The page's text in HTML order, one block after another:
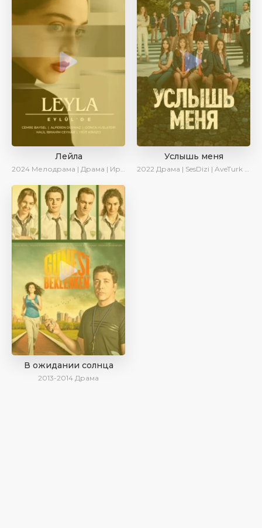
Лейла
2024 Мелодрама | Драма | Ирина Котова | AveTurk | AlisaDirilis | Сериалы 2024
Услышь меня
2022 Драма | SesDizi | AveTurk | Turok1990
В ожидании солнца
2013-2014 Драма